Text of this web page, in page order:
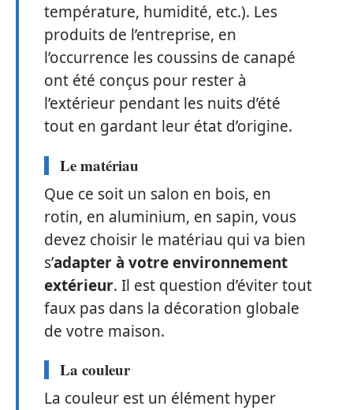
température, humidité, etc.). Les
produits de l’entreprise, en
l’occurrence les coussins de canapé
ont été conçus pour rester à
l’extérieur pendant les nuits d’été
tout en gardant leur état d’origine.
Le matériau
Que ce soit un salon en bois, en
rotin, en aluminium, en sapin, vous
devez choisir le matériau qui va bien
s’adapter à votre environnement
extérieur. Il est question d’éviter tout
faux pas dans la décoration globale
de votre maison.
La couleur
La couleur est un élément hyper